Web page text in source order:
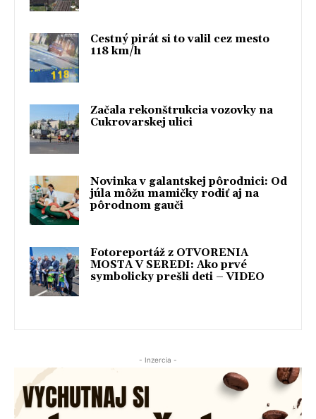
Cestný pirát si to valil cez mesto
118 km/h
Začala rekonštrukcia vozovky na
Cukrovarskej ulici
Novinka v galantskej pôrodnici: Od
júla môžu mamičky rodiť aj na
pôrodnom gauči
Fotoreportáž z OTVORENIA
MOSTA V SEREDI: Ako prvé
symbolicky prešli deti – VIDEO
- Inzercia -